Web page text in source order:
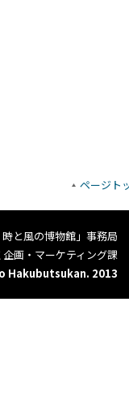
ページト
時と風の博物館」事務局
画・マーケティング課
Hakubutsukan. 2013